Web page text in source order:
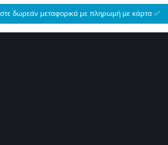
δωρεάν μεταφορικά με πληρωμή με κάρτα ✅